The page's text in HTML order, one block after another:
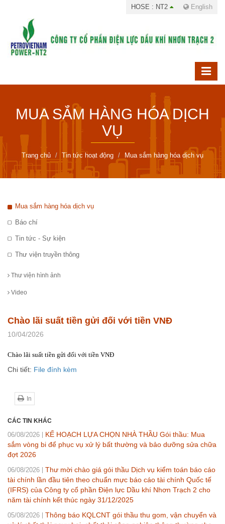
HOSE : NT2 English
MUA SẮM HÀNG HÓA DỊCH
VỤ
Trang chủ Tin tức hoạt động Mua sắm hàng hóa dịch vụ
Mua sắm hàng hóa dịch vụ
Báo chí
Tin tức - Sự kiện
Thư viện truyền thông
Thư viện hình ảnh
Video
Chào lãi suất tiền gửi đối với tiền VNĐ
10/04/2026
Chào lãi suất tiền gửi đối với tiền VNĐ
Chi tiết: File đính kèm
In
CÁC TIN KHÁC
06/08/2026
KẾ HOẠCH LỰA CHỌN NHÀ THẦU Gói thầu: Mua
sắm vòng bi để phục vụ xử lý bất thường và bảo dưỡng sửa chữa
đợt 2026
06/08/2026
Thư mời chào giá gói thầu Dịch vụ kiểm toán báo cáo
tài chính lần đầu tiên theo chuẩn mực báo cáo tài chính Quốc tế
(IFRS) của Công ty cổ phần Điện lực Dầu khí Nhơn Trạch 2 cho
năm tài chính kết thúc ngày 31/12/2025
05/08/2026
Thông báo KQLCNT gói thầu thu gom, vận chuyển và